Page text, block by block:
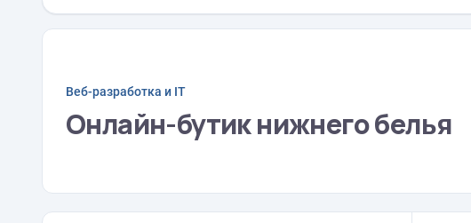
Веб-разработка и IT
Онлайн-бутик нижнего белья